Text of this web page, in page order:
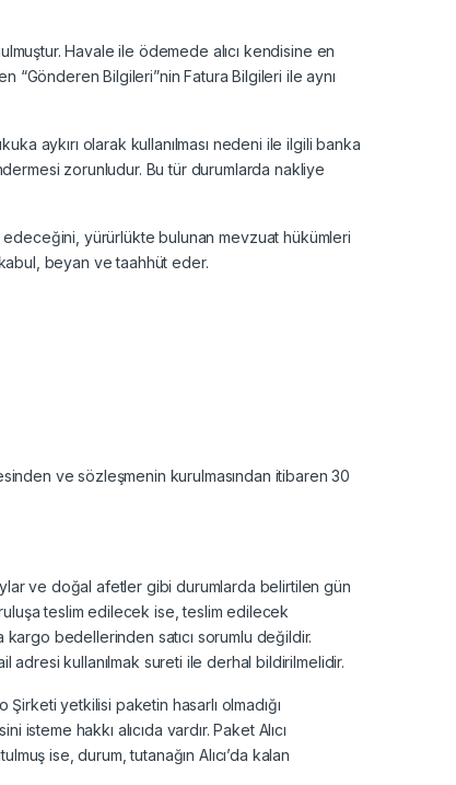
Havale ile ödemede alıcı kendisine en
“Gönderen Bilgileri”nin Fatura Bilgileri ile aynı
aykırı olarak kullanılması nedeni ile ilgili banka
zorunludur. Bu tür durumlarda nakliye
edeceğini, yürürlükte bulunan mevzuat hükümleri
beyan ve taahhüt eder.
ve sözleşmenin kurulmasından itibaren 30
ve doğal afetler gibi durumlarda belirtilen gün
teslim edilecek ise, teslim edilecek
bedellerinden satıcı sorumlu değildir.
kullanılmak sureti ile derhal bildirilmelidir.
yetkilisi paketin hasarlı olmadığı
hakkı alıcıda vardır. Paket Alıcı
ise, durum, tutanağın Alıcı’da kalan